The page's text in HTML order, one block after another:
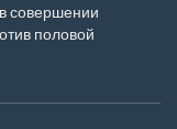
совершении
половой